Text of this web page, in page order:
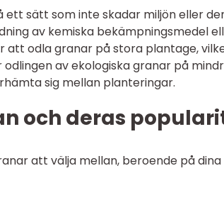
ett sätt som inte skadar miljön eller
av kemiska bekämpningsmedel
odla granar på stora plantage,
av ekologiska granar på
sig mellan planteringar.
och deras
att välja mellan, beroende på